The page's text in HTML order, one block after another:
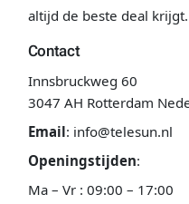
altijd de beste deal krijgt.
Contact
Innsbruckweg 60
3047 AH Rotterdam
Email: info@telesun.nl
Openingstijden:
Ma – Vr : 09:00 – 17:00